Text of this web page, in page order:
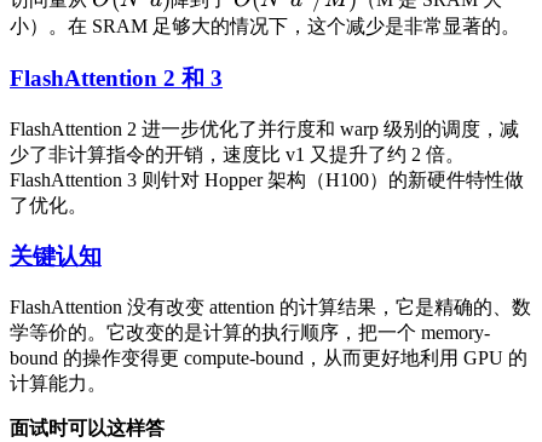
小）。在 SRAM 足够大的情况下，这个减少是非常显著的。
FlashAttention 2 和 3
FlashAttention 2 进一步优化了并行度和 warp 级别的调度，减
少了非计算指令的开销，速度比 v1 又提升了约 2 倍。
FlashAttention 3 则针对 Hopper 架构（H100）的新硬件特性做
了优化。
关键认知
FlashAttention 没有改变 attention 的计算结果，它是精确的、数
学等价的。它改变的是计算的执行顺序，把一个 memory-
bound 的操作变得更 compute-bound，从而更好地利用 GPU 的
计算能力。
面试时可以这样答